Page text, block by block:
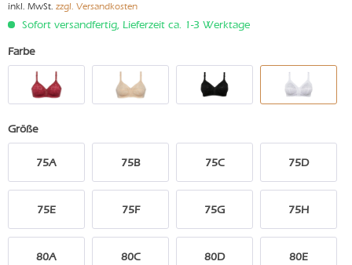
inkl. MwSt. zzgl. Versandkosten
Sofort versandfertig, Lieferzeit ca. 1-3 Werktage
Farbe
Größe
75A 75B 75C 75D
75E 75F 75G 75H
80A 80C 80D 80E